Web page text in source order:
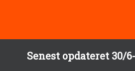
Senest opdateret 30/